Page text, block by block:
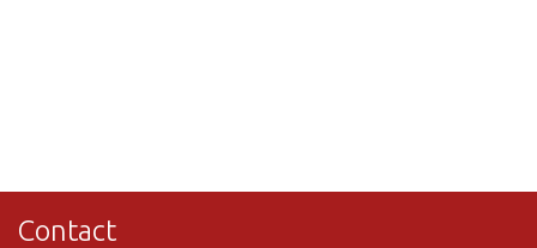
Contact